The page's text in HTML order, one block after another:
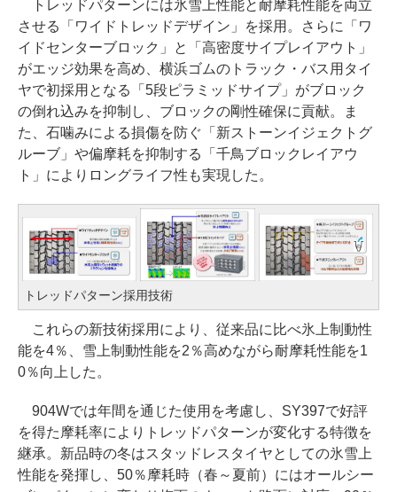
トレッドパターンには氷雪上性能と耐摩耗性能を両立
させる「ワイドトレッドデザイン」を採用。さらに「ワ
イドセンターブロック」と「高密度サイプレイアウト」
がエッジ効果を高め、横浜ゴムのトラック・バス用タイ
ヤで初採用となる「5段ピラミッドサイプ」がブロック
の倒れ込みを抑制し、ブロックの剛性確保に貢献。ま
た、石噛みによる損傷を防ぐ「新ストーンイジェクトグ
ルーブ」や偏摩耗を抑制する「千鳥ブロックレイアウ
ト」によりロングライフ性も実現した。
トレッドパターン採用技術
これらの新技術採用により、従来品に比べ氷上制動性
能を4％、雪上制動性能を2％高めながら耐摩耗性能を1
0％向上した。
904Wでは年間を通じた使用を考慮し、SY397で好評
を得た摩耗率によりトレッドパターンが変化する特徴を
継承。新品時の冬はスタッドレスタイヤとしての氷雪上
性能を発揮し、50％摩耗時（春～夏前）にはオールシー